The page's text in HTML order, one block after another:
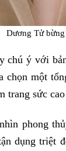
Dương Tử
chú ý với
chọn một
trang sức
phong
dụng triệt